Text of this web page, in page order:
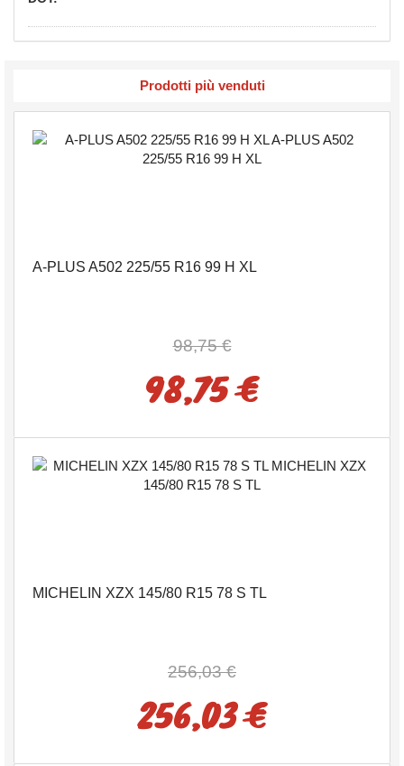
Prodotti più venduti
A-PLUS A502 225/55 R16 99 H XL
98,75 €
98,75 €
MICHELIN XZX 145/80 R15 78 S TL
256,03 €
256,03 €